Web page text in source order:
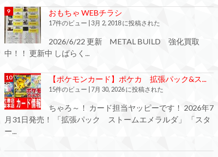
おもちゃ WEBチラシ
17件のビュー 3月 2, 2018 に投稿された
2026/6/22 更新 METAL BUILD 強化買取
中！！ 更新中 しばらく...
【ポケモンカード】ポケカ 拡張パック&ス...
15件のビュー 7月 30, 2026 に投稿された
ちゃろ～！ カード担当ヤッピーです！ 2026年7
月31日発売！ 「拡張パック ストームエメラルダ」 「スタ
ー...